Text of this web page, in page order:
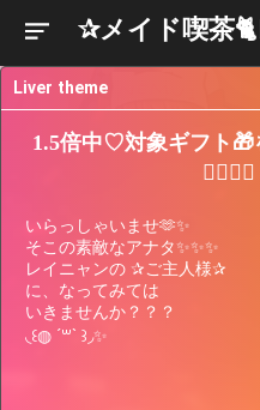
✰メイド喫茶
Liver theme
1.5倍中♡対象ギフト🎁
🙇🏻‍♀️✨
いらっしゃいませ🫶✨
そこの素敵なアナタ✨✨✨
レイニャンの ✰ご主人様✰
に、なってみては
いきませんか？？？
◟꒰◍ ´꒳` ꒱◞✨